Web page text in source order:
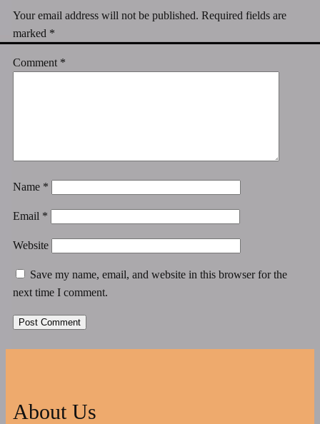
Your email address will not be published. Required fields are
marked *
Comment *
Name *
Email *
Website
Save my name, email, and website in this browser for the
next time I comment.
About Us